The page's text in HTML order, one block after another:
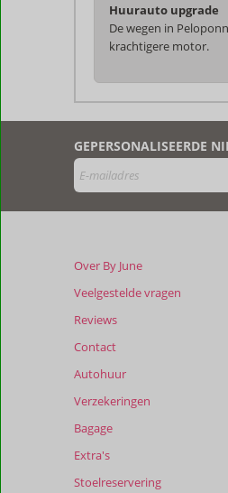
Huurauto upgrade
De wegen in
krachtigere motor.
door
klanten
in
Manifest
Hotel
ouder
maanden
GEPERSONALISEERDE
Over By June
Veelgestelde vragen
Reviews
Contact
Autohuur
Verzekeringen
Bagage
Extra's
Stoelreservering